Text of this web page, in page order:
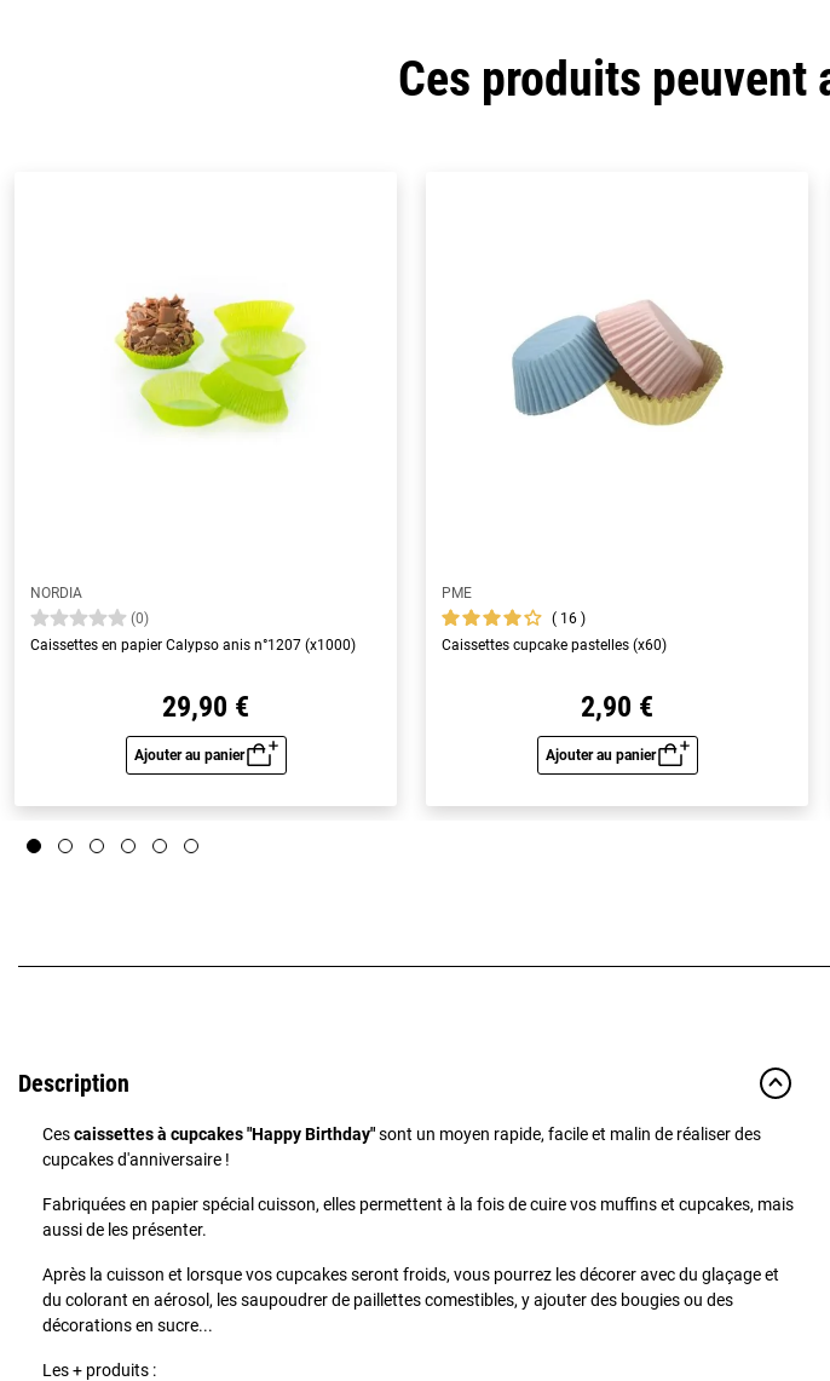
Ces produits peuvent
NORDIA
(0)
Caissettes en papier Calypso anis n°1207 (x1000)
29,90 €
Ajouter au panier
Aperçu rapide
PME
16
Caissettes cupcake pastelles (x60)
2,90 €
Ajouter au panier
Aperçu rapide
Description
Cescaissettes à cupcakes "Happy Birthday"sont un moyen rapide, facile et malin de réaliser des
cupcakes d'anniversaire !
Fabriquées en papier spécial cuisson, elles permettent à la fois de cuire vos muffins et cupcakes, mais
aussi de les présenter.
Après la cuisson et lorsque vos cupcakes seront froids, vous pourrez les décorer avec du glaçage et
du colorant en aérosol, les saupoudrer de paillettes comestibles, y ajouter des bougies ou des
décorations en sucre...
Les + produits :